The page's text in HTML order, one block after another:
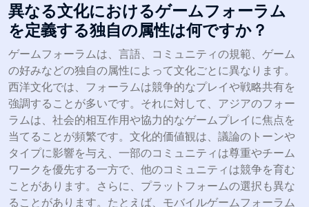
異なる文化におけるゲームフォーラム
を定義する独自の属性は何ですか？
ゲームフォーラムは、言語、コミュニティの規範、ゲーム
の好みなどの独自の属性によって文化ごとに異なります。
西洋文化では、フォーラムは競争的なプレイや戦略共有を
強調することが多いです。それに対して、アジアのフォー
ラムは、社会的相互作用や協力的なゲームプレイに焦点を
当てることが頻繁です。文化的価値観は、議論のトーンや
タイプに影響を与え、一部のコミュニティは尊重やチーム
ワークを優先する一方で、他のコミュニティは競争を育む
ことがあります。さらに、プラットフォームの選択も異な
ることがあります。たとえば、モバイルゲームフォーラム